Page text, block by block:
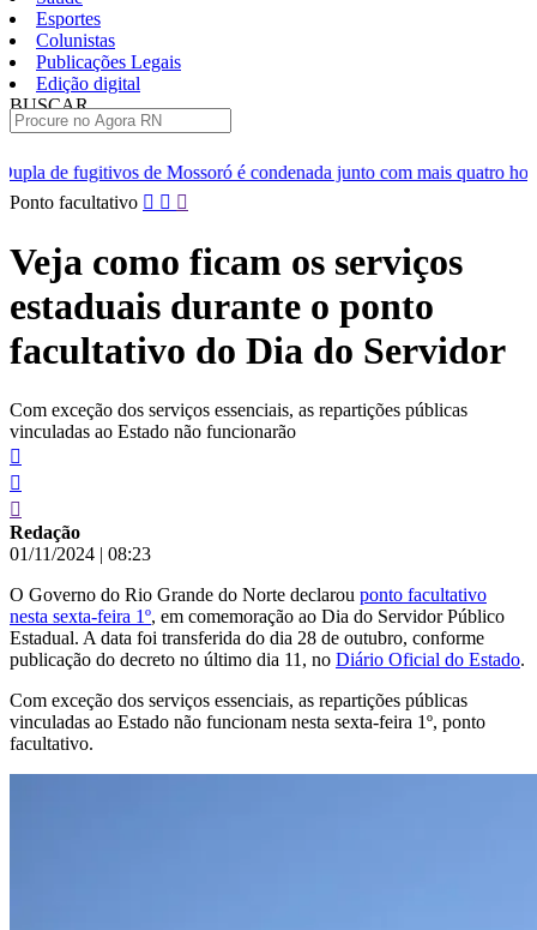
Esportes
Colunistas
Publicações Legais
Edição digital
BUSCAR
é condenada junto com mais quatro homens que deram
Pular
conteúdo
Ponto facultativo
Veja como ficam os serviços
estaduais durante o ponto
facultativo do Dia do Servidor
Com exceção dos serviços essenciais, as repartições públicas
vinculadas ao Estado não funcionarão
Redação
01/11/2024 | 08:23
O Governo do Rio Grande do Norte declarou ponto facultativo
nesta sexta-feira 1º, em comemoração ao Dia do Servidor Público
Estadual. A data foi transferida do dia 28 de outubro, conforme
publicação do decreto no último dia 11, no Diário Oficial do Estado.
Com exceção dos serviços essenciais, as repartições públicas
vinculadas ao Estado não funcionam nesta sexta-feira 1º, ponto
facultativo.